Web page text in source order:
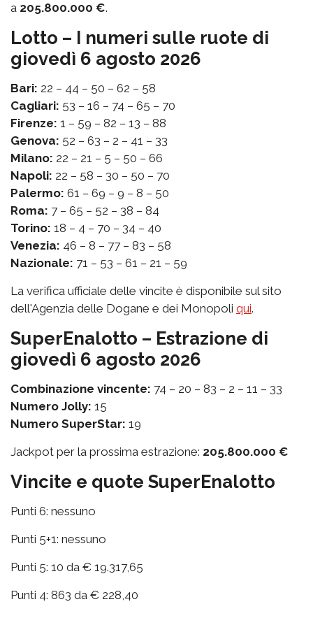
a 205.800.000 €.
Lotto – I numeri sulle ruote di
giovedì 6 agosto 2026
Bari: 22 – 44 – 50 – 62 – 58
Cagliari: 53 – 16 – 74 – 65 – 70
Firenze: 1 – 59 – 82 – 13 – 88
Genova: 52 – 63 – 2 – 41 – 33
Milano: 22 – 21 – 5 – 50 – 66
Napoli: 22 – 58 – 30 – 50 – 70
Palermo: 61 – 69 – 9 – 8 – 50
Roma: 7 – 65 – 52 – 38 – 84
Torino: 18 – 4 – 70 – 34 – 40
Venezia: 46 – 8 – 77 – 83 – 58
Nazionale: 71 – 53 – 61 – 21 – 59
La verifica ufficiale delle vincite è disponibile sul sito
dell'Agenzia delle Dogane e dei Monopoli qui.
SuperEnalotto – Estrazione di
giovedì 6 agosto 2026
Combinazione vincente: 74 – 20 – 83 – 2 – 11 – 33
Numero Jolly: 15
Numero SuperStar: 19
Jackpot per la prossima estrazione: 205.800.000 €
Vincite e quote SuperEnalotto
Punti 6: nessuno
Punti 5+1: nessuno
Punti 5: 10 da € 19.317,65
Punti 4: 863 da € 228,40